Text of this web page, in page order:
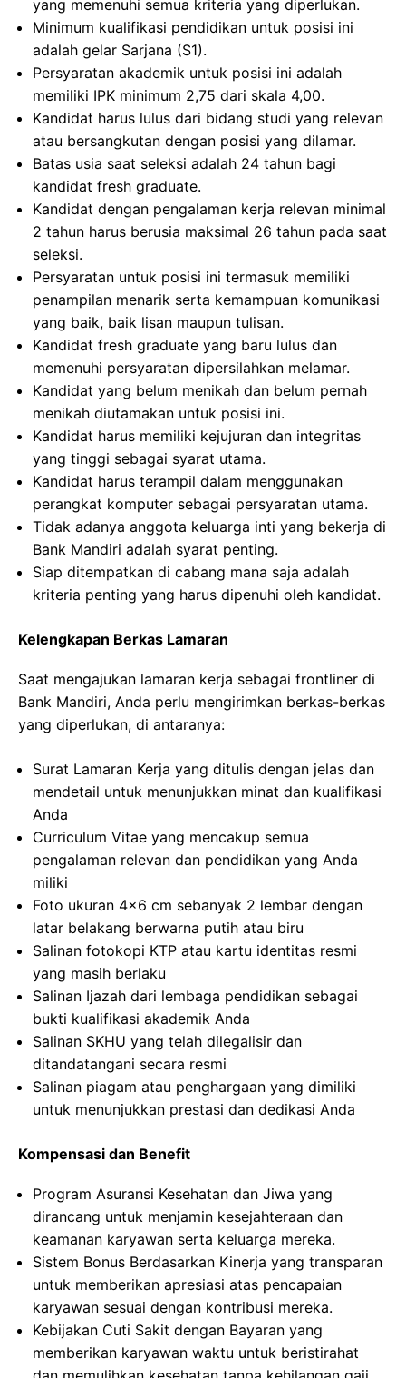
yang memenuhi semua kriteria yang diperlukan.
Minimum kualifikasi pendidikan untuk posisi ini
adalah gelar Sarjana (S1).
Persyaratan akademik untuk posisi ini adalah
memiliki IPK minimum 2,75 dari skala 4,00.
Kandidat harus lulus dari bidang studi yang relevan
atau bersangkutan dengan posisi yang dilamar.
Batas usia saat seleksi adalah 24 tahun bagi
kandidat fresh graduate.
Kandidat dengan pengalaman kerja relevan minimal
2 tahun harus berusia maksimal 26 tahun pada saat
seleksi.
Persyaratan untuk posisi ini termasuk memiliki
penampilan menarik serta kemampuan komunikasi
yang baik, baik lisan maupun tulisan.
Kandidat fresh graduate yang baru lulus dan
memenuhi persyaratan dipersilahkan melamar.
Kandidat yang belum menikah dan belum pernah
menikah diutamakan untuk posisi ini.
Kandidat harus memiliki kejujuran dan integritas
yang tinggi sebagai syarat utama.
Kandidat harus terampil dalam menggunakan
perangkat komputer sebagai persyaratan utama.
Tidak adanya anggota keluarga inti yang bekerja di
Bank Mandiri adalah syarat penting.
Siap ditempatkan di cabang mana saja adalah
kriteria penting yang harus dipenuhi oleh kandidat.
Kelengkapan Berkas Lamaran
Saat mengajukan lamaran kerja sebagai frontliner di
Bank Mandiri, Anda perlu mengirimkan berkas-berkas
yang diperlukan, di antaranya:
Surat Lamaran Kerja yang ditulis dengan jelas dan
mendetail untuk menunjukkan minat dan kualifikasi
Anda
Curriculum Vitae yang mencakup semua
pengalaman relevan dan pendidikan yang Anda
miliki
Foto ukuran 4×6 cm sebanyak 2 lembar dengan
latar belakang berwarna putih atau biru
Salinan fotokopi KTP atau kartu identitas resmi
yang masih berlaku
Salinan Ijazah dari lembaga pendidikan sebagai
bukti kualifikasi akademik Anda
Salinan SKHU yang telah dilegalisir dan
ditandatangani secara resmi
Salinan piagam atau penghargaan yang dimiliki
untuk menunjukkan prestasi dan dedikasi Anda
Kompensasi dan Benefit
Program Asuransi Kesehatan dan Jiwa yang
dirancang untuk menjamin kesejahteraan dan
keamanan karyawan serta keluarga mereka.
Sistem Bonus Berdasarkan Kinerja yang transparan
untuk memberikan apresiasi atas pencapaian
karyawan sesuai dengan kontribusi mereka.
Kebijakan Cuti Sakit dengan Bayaran yang
memberikan karyawan waktu untuk beristirahat